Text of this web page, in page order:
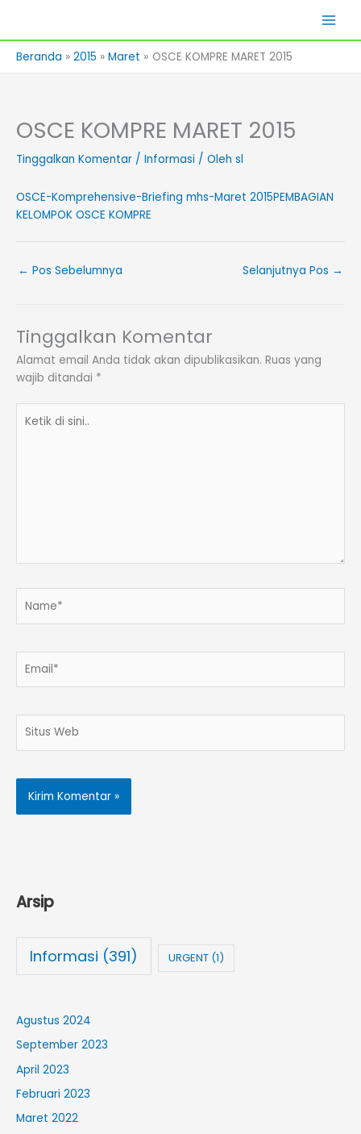
konten
Beranda 2015 Maret OSCE KOMPRE MARET 2015
OSCE KOMPRE MARET 2015
Tinggalkan Komentar / Informasi / Oleh sl
OSCE-Komprehensive-Briefing mhs-Maret 2015PEMBAGIAN
KELOMPOK OSCE KOMPRE
← Pos Sebelumnya Selanjutnya Pos →
Tinggalkan Komentar
Alamat email Anda tidak akan dipublikasikan. Ruas yang
wajib ditandai *
Web
Arsip
Informasi (391) URGENT (1)
Agustus 2024
September 2023
April 2023
Februari 2023
Maret 2022